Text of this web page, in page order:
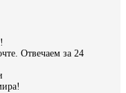
Отвечаем за 24